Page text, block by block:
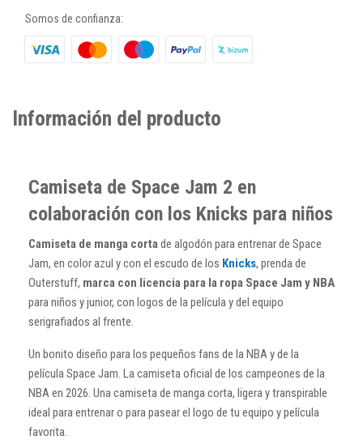
Somos de confianza:
Información del producto
Camiseta de Space Jam 2 en
colaboración con los Knicks para niños
Camiseta de manga cortade algodón para entrenar de Space
Jam, en color azul y con el escudo de los Knicks, prenda de
Outerstuff, marca con licencia para la ropa Space Jam y NBA
para niños y junior, con logos de la película y del equipo
serigrafiados al frente.
Un bonito diseño para los pequeños fans de la NBA y de la
película Space Jam. La camiseta oficial de los campeones de la
NBA en 2026. Una camiseta de manga corta, ligera y transpirable
ideal para entrenar o para pasear el logo de tu equipo y película
favorita.